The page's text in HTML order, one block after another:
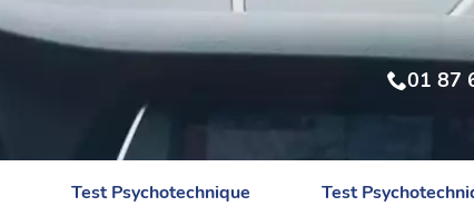
01 87
Test Psychotechnique
Test